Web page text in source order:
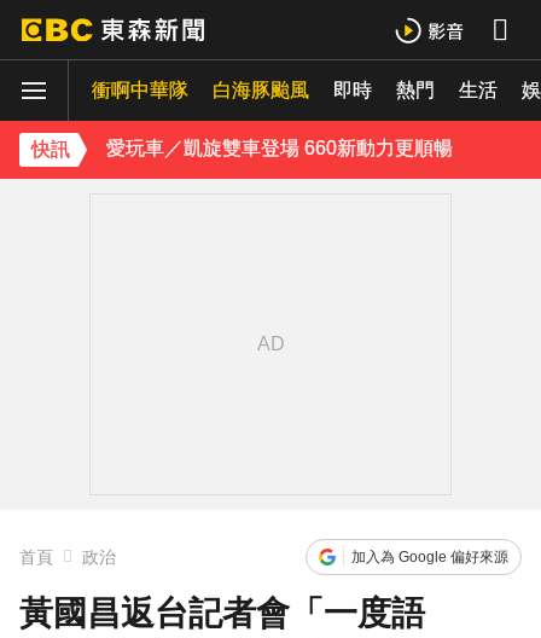
衝啊中華隊 白海豚颱風 即時 熱門 生活
快訊
獨家／台中大馬路分隔島 驚見3隻黃牛悠哉吃草
每天2000CC是錯的？醫師曝「喝水黃金公式」猛灌恐水中毒
愛玩車／凱旋雙車登場 660新動力更順暢
賴總統參與漢光「萬鈞計畫」！ 搭「雲豹」前進衡指所
首頁 政治 加入為 Google 偏好來源
黃國昌返台記者會「一度語